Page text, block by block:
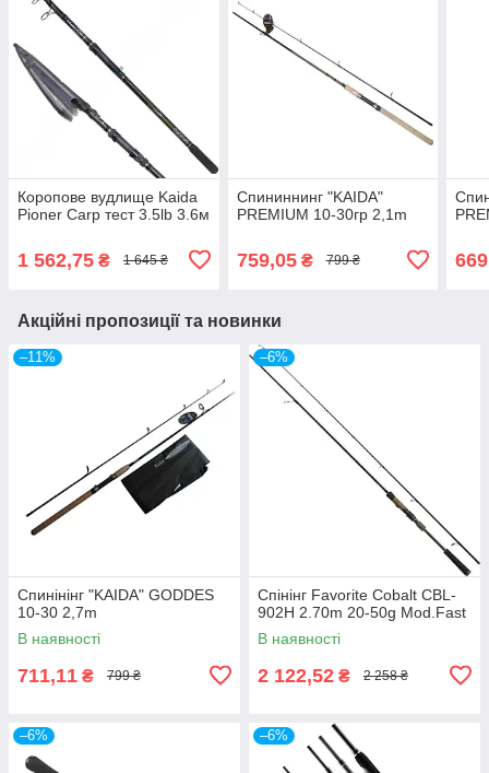
Коропове вудлище Kaida
Pioner Carp тест 3.5lb 3.6м
1 562,75 ₴ 1 645 ₴
Спининнинг "KAIDA"
PREMIUM 10-30гр 2,1m
759,05₴ 799 ₴
Акційні пропозиції та новинки
–11%
Спинінінг "KAIDA" GODDES
10-30 2,7m
В наявності
711,11 ₴ 799 ₴
–6%
Спінінг Favorite Cobalt CBL-
902H 2.70m 20-50g Mod.Fast
В наявності
2 122,52 ₴ 2 258 ₴
–6% –6%